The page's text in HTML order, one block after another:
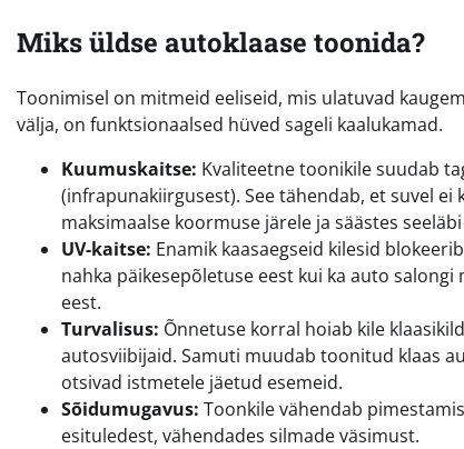
Miks üldse autoklaase toonida?
Toonimisel on mitmeid eeliseid, mis ulatuvad
välja, on funktsionaalsed hüved sageli kaalukamad.
Kuumuskaitse: Kvaliteetne toonikile suudab
(infrapunakiirgusest). See tähendab, et suvel
maksimaalse koormuse järele ja säästes
UV-kaitse: Enamik kaasaegseid kilesid
nahka päikesepõletuse eest kui ka auto
eest.
Turvalisus: Õnnetuse korral hoiab kile
autosviibijaid. Samuti muudab toonitud klaas
otsivad istmetele jäetud esemeid.
Sõidumugavus: Toonkile vähendab
esituledest, vähendades silmade väsimust.